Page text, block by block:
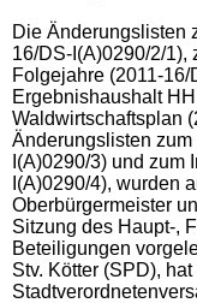
Die Änderungslisten
16/DS-I(A)0290/2/1),
Folgejahre (2011-
Ergebnishaushalt
Waldwirtschaftsplan
Änderungslisten
I(A)0290/3) und zum
I(A)0290/4), wurden
Oberbürgermeister
Sitzung des Haupt-,
Beteiligungen
Stv. Kötter (SPD),